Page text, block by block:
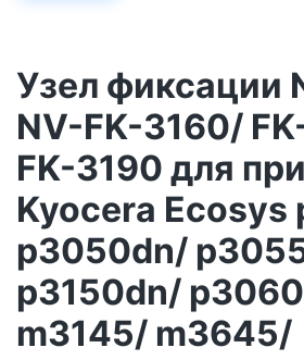
Узел фиксации
NV-FK-3160/
FK-3190 для
Kyocera
p3050dn/
p3150dn/
m3145/ m3645/